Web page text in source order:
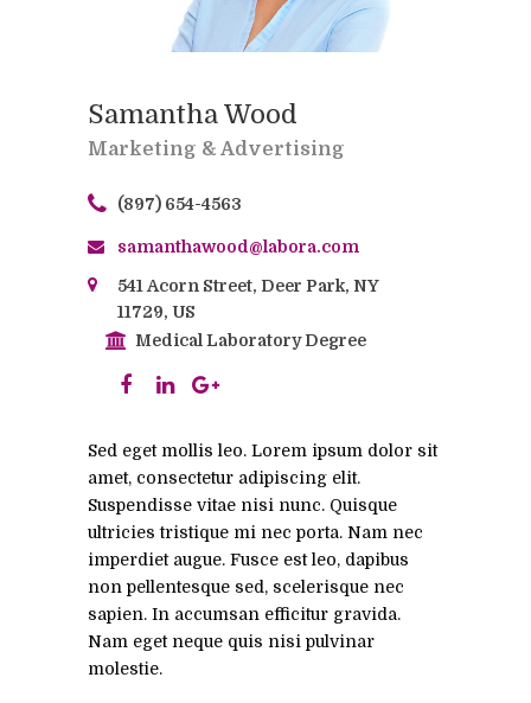
Samantha Wood
Marketing & Advertising
(897) 654-4563
samanthawood@labora.com
541 Acorn Street, Deer Park, NY
11729, US
Medical Laboratory Degree
Sed eget mollis leo. Lorem ipsum dolor sit
amet, consectetur adipiscing elit.
Suspendisse vitae nisi nunc. Quisque
ultricies tristique mi nec porta. Nam nec
imperdiet augue. Fusce est leo, dapibus
non pellentesque sed, scelerisque nec
sapien. In accumsan efficitur gravida.
Nam eget neque quis nisi pulvinar
molestie.